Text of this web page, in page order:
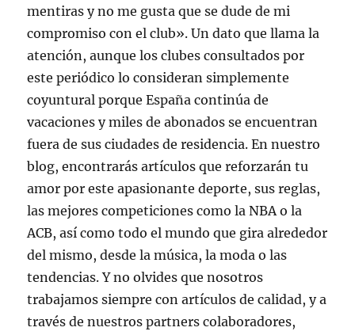
mentiras y no me gusta que se dude de mi
compromiso con el club». Un dato que llama la
atención, aunque los clubes consultados por
este periódico lo consideran simplemente
coyuntural porque España continúa de
vacaciones y miles de abonados se encuentran
fuera de sus ciudades de residencia. En nuestro
blog, encontrarás artículos que reforzarán tu
amor por este apasionante deporte, sus reglas,
las mejores competiciones como la NBA o la
ACB, así como todo el mundo que gira alrededor
del mismo, desde la música, la moda o las
tendencias. Y no olvides que nosotros
trabajamos siempre con artículos de calidad, y a
través de nuestros partners colaboradores,